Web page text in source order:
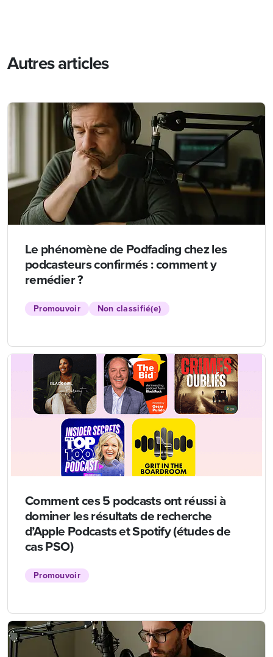
Autres articles
Le phénomène de Podfading chez les
podcasteurs confirmés : comment y
remédier ?
Promouvoir Non classifié(e)
Comment ces 5 podcasts ont réussi à
dominer les résultats de recherche
d’Apple Podcasts et Spotify (études de
cas PSO)
Promouvoir